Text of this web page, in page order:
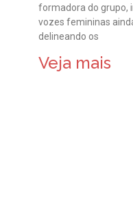
formadora do grupo,
vozes femininas
delineando os
Veja mais